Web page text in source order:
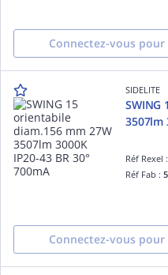
Connectez-vous
SIDELITE
SWING
3507lm
Réf
Réf Fab :
Connectez-vous